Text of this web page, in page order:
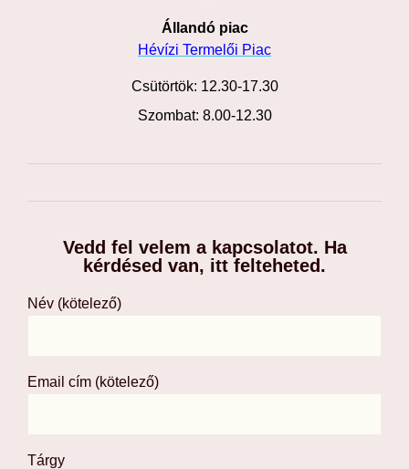
Állandó piac
Hévízi Termelői Piac
Csütörtök: 12.30-17.30
Szombat: 8.00-12.30
Vedd fel velem a kapcsolatot. Ha
kérdésed van, itt felteheted.
Név (kötelező)
Email cím (kötelező)
Tárgy